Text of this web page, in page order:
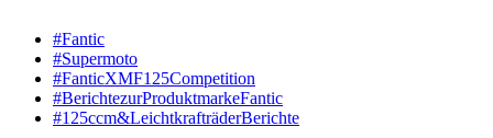
#Fantic
#Supermoto
#FanticXMF125Competition
#BerichtezurProduktmarkeFantic
#125ccm&LeichtkrafträderBerichte